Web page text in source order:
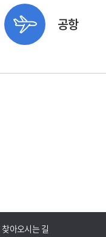
공항
찾아오시는 길